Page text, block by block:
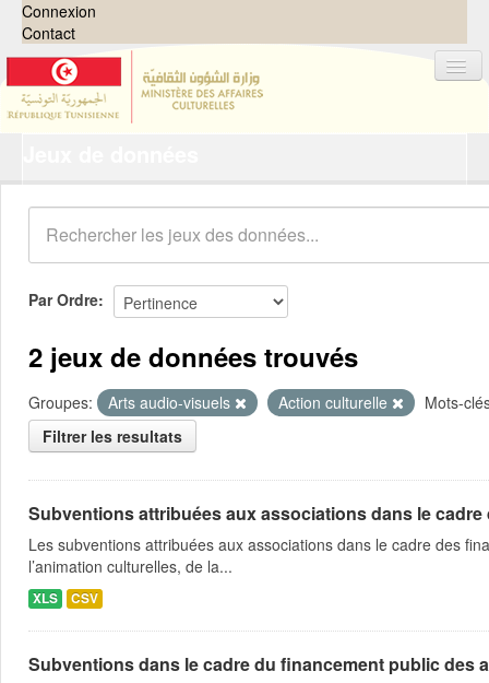
Connexion
Contact
Organisations
Groupes
Demandes 0
À propos
Par Ordre
2 jeux de données trouvés
Groupes: Arts audio-visuels Action culturelle
Mots-
Filtrer les resultats
Subventions attribuées aux associations dans le
Les subventions attribuées aux associations dans le cadre des
l’animation culturelles, de la...
XLS CSV
Subventions dans le cadre du financement public des